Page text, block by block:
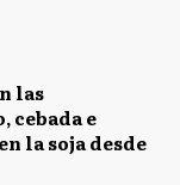
las
cebada e
la soja desde